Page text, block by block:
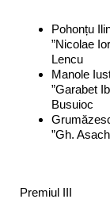
Pohonțu
”Nicolae
Lencu
Manole
”Garabet
Busuioc
”Gh.
Premiul III